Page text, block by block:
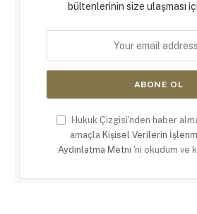
bültenlerinin size ulaşması
Hukuk Çizgisi'nden haber
amaçla Kişisel Verilerin
Aydınlatma Metni 'ni okudum ve